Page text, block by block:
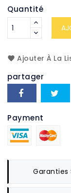
Quantité
Ajouter À La
partager
Payment
Garanties